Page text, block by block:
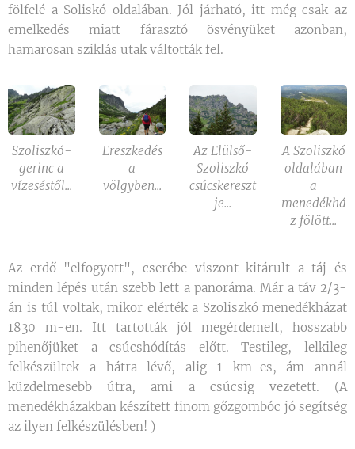
fölfelé a Soliskó oldalában. Jól járható, itt még csak az
emelkedés miatt fárasztó ösvényüket azonban,
hamarosan sziklás utak váltották fel.
Szoliszkó-
gerinc a
vízeséstől...
Ereszkedés
a
völgyben...
Az Elülső-
Szoliszkó
csúcskereszt
je...
A Szoliszkó
oldalában
a
menedékhá
z fölött...
Az erdő "elfogyott", cserébe viszont kitárult a táj és
minden lépés után szebb lett a panoráma. Már a táv 2/3-
án is túl voltak, mikor elérték a Szoliszkó menedékházat
1830 m-en. Itt tartották jól megérdemelt, hosszabb
pihenőjüket a csúcshódítás előtt. Testileg, lelkileg
felkészültek a hátra lévő, alig 1 km-es, ám annál
küzdelmesebb útra, ami a csúcsig vezetett. (A
menedékházakban készített finom gőzgombóc jó segítség
az ilyen felkészülésben! )